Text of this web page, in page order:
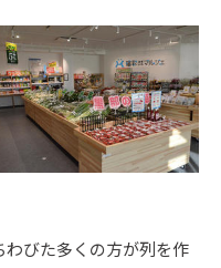
びた多くの方が列を作